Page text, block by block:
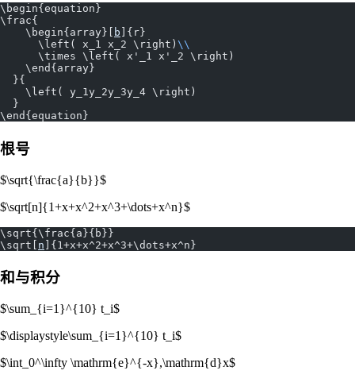
\begin{equation}
\frac{
    \begin{array}[
b ]{r}
      \left( x_1 x_2 \right)
\\
      \times \left( x'_1 x'_2 \right)
    \end{array}
  }{
    \left( y_1y_2y_3y_4 \right)
  }
\end{equation}
根号
$\sqrt{\frac{a}{b}}$
$\sqrt[n]{1+x+x^2+x^3+\dots+x^n}$
\sqrt{\frac{a}{b}}
\sqrt[ n ]{1+x+x^2+x^3+\dots+x^n}
和与积分
$\sum_{i=1}^{10} t_i$
$\displaystyle\sum_{i=1}^{10} t_i$
$\int_0^\infty \mathrm{e}^{-x},\mathrm{d}x$